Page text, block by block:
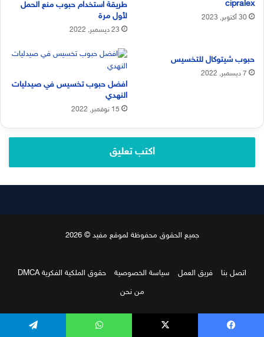
cipralex
30 أكتوبر, 2023
طريقة استخدام حبوب منع الحمل
لأول مرة
23 ديسمبر, 2022
حبوب شيتوكال للتخسيس
7 ديسمبر, 2022
افضل حبوب تخسيس في صيدليات
النهدي
15 نوفمبر, 2022
اكتب تعليق
جميع الحقوق محفوظة لموقع مفيد © 2026
اتصل بنا فريق العمل سياسة الخصوصية
حقوق الملكية الفكرية DMCA
من نحن